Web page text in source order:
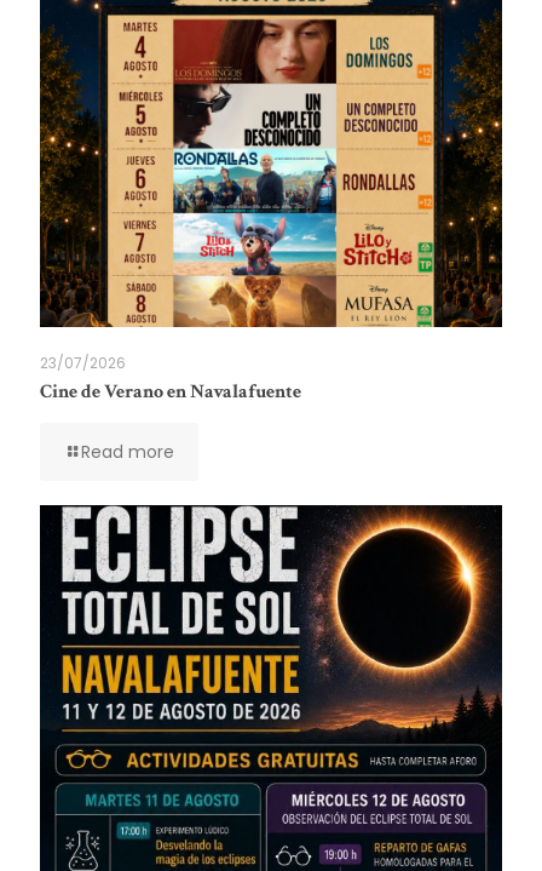
23/07/2026
Cine de Verano en Navalafuente
Read more